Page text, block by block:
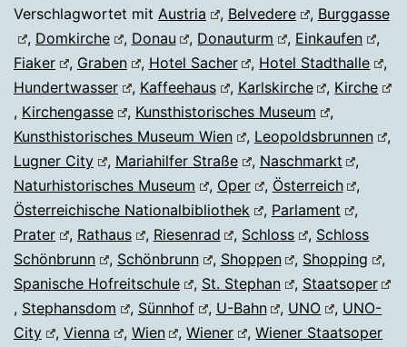
Verschlagwortet mit Austria , Belvedere , Burggasse
, Domkirche , Donau , Donauturm , Einkaufen
,
Fiaker
, Graben , Hotel Sacher , Hotel Stadthalle
,
Hundertwasser
, Kaffeehaus , Karlskirche , Kirche
, Kirchengasse , Kunsthistorisches Museum
,
Kunsthistorisches Museum Wien
, Leopoldsbrunnen
,
Lugner City
, Mariahilfer Straße , Naschmarkt
,
Naturhistorisches Museum
, Oper , Österreich
,
Österreichische Nationalbibliothek
, Parlament
,
Prater
, Rathaus , Riesenrad , Schloss , Schloss
Schönbrunn
, Schönbrunn , Shoppen , Shopping
,
Spanische Hofreitschule
, St. Stephan , Staatsoper
, Stephansdom , Sünnhof , U-Bahn , UNO , UNO-
City
, Vienna , Wien ,Wiener ,Wiener Staatsoper